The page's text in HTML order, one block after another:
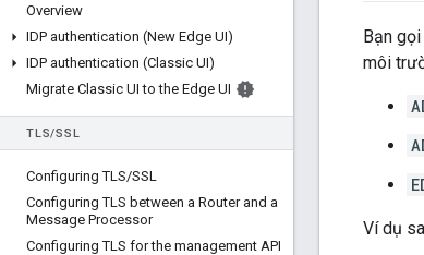
Overview
IDP authentication (New Edge UI)
IDP authentication (Classic UI)
Migrate Classic UI to the Edge UI
TLS/SSL
Configuring TLS/SSL
Configuring TLS between a Router and a
Message Processor
Configuring TLS for the management API
Bạn gọi
môi
Ví dụ